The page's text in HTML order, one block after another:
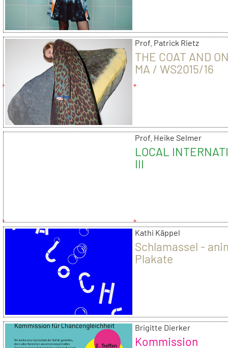
Prof. Patrick Rietz
THE COAT AND
MA / WS2015/16
Prof. Heike Selmer
LOCAL
III
Kathi Käppel
Schlamassel -
Plakate
Brigitte Dierker
Kommission